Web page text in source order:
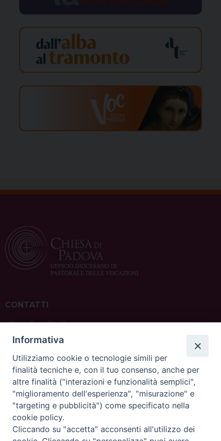
CONTATTI
ufficio: Casa Pio X
via Bonporti, 20 – 35141 Padova
tel: +39 351 619 2354
e mail:ufficiovocazionipadova@gmail.com
sede: Casa Sant'Andrea
via Valmarana, 20 – 35133 Padova
instagram:@casasantandreapadova
Informativa
Utilizziamo cookie o tecnologie simili per
finalità tecniche e, con il tuo consenso, anche per
altre finalità ("interazioni e funzionalità semplici",
"miglioramento dell'esperienza", "misurazione" e
"targeting e pubblicità") come specificato nella
cookie policy.
Cliccando su "accetta" acconsenti all'utilizzo dei